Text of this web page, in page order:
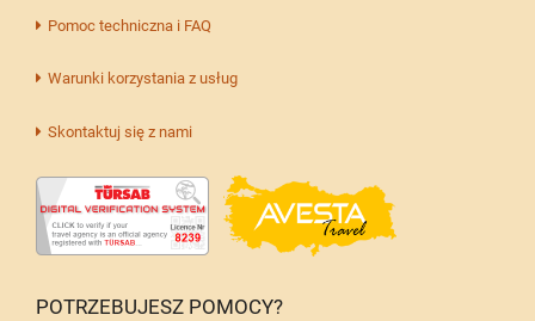
Pomoc techniczna i FAQ
Warunki korzystania z usług
Skontaktuj się z nami
POTRZEBUJESZ POMOCY?